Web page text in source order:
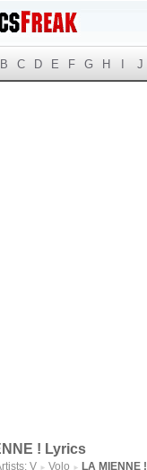
B C D E F G H J
! Lyrics
V ► Volo ► LA MIENNE !